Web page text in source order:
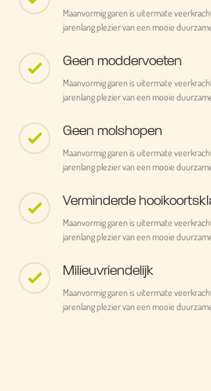
Maanvormig garen is uitermate
jarenlang plezier van een mooie
Geen moddervoeten
Maanvormig garen is uitermate
jarenlang plezier van een mooie
Geen molshopen
Maanvormig garen is uitermate
jarenlang plezier van een mooie
Verminderde
Maanvormig garen is uitermate
jarenlang plezier van een mooie
Milieuvriendelijk
Maanvormig garen is uitermate
jarenlang plezier van een mooie